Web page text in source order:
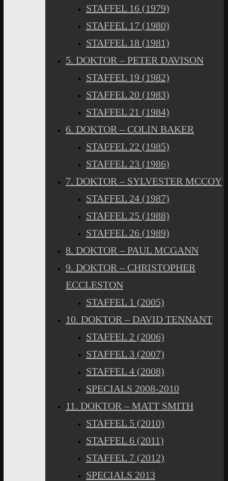
STAFFEL 16 (1979)
STAFFEL 17 (1980)
STAFFEL 18 (1981)
5. DOKTOR – PETER DAVISON
STAFFEL 19 (1982)
STAFFEL 20 (1983)
STAFFEL 21 (1984)
6. DOKTOR – COLIN BAKER
STAFFEL 22 (1985)
STAFFEL 23 (1986)
7. DOKTOR – SYLVESTER MCCOY
STAFFEL 24 (1987)
STAFFEL 25 (1988)
STAFFEL 26 (1989)
8. DOKTOR – PAUL MCGANN
9. DOKTOR – CHRISTOPHER
ECCLESTON
STAFFEL 1 (2005)
10. DOKTOR – DAVID TENNANT
STAFFEL 2 (2006)
STAFFEL 3 (2007)
STAFFEL 4 (2008)
SPECIALS 2008-2010
11. DOKTOR – MATT SMITH
STAFFEL 5 (2010)
STAFFEL 6 (2011)
STAFFEL 7 (2012)
SPECIALS 2013